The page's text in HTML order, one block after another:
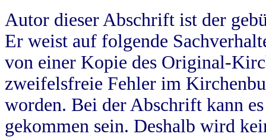
Autor dieser Abschrift ist der
Er weist auf folgende
von einer Kopie des Original-
zweifelsfreie Fehler im
worden. Bei der Abschrift kann
gekommen sein. Deshalb wird